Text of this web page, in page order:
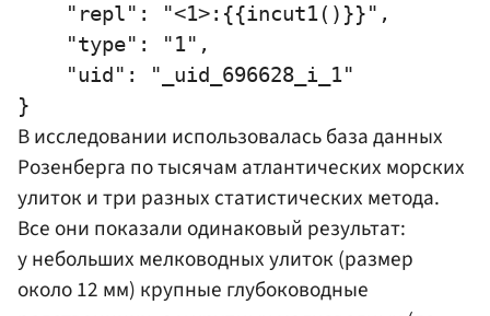
    "repl": "<1>:{{incut1()}}",
    "type": "1",
    "uid": "_uid_696628_i_1"
В исследовании использовалась база данных
Розенберга по тысячам атлантических морских
улиток и три разных статистических метода.
Все они показали одинаковый результат:
у небольших мелководных улиток (размер
около 12 мм) крупные глубоководные